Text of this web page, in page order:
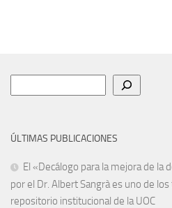
ÚLTIMAS PUBLICACIONES
El «Decálogo para la mejora de la
por el Dr. Albert Sangrà es uno de
repositorio institucional de la UOC